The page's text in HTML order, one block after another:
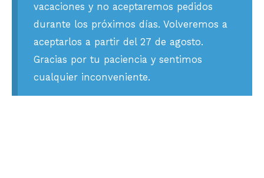
vacaciones y no aceptaremos pedidos
durante los próximos días. Volveremos a
aceptarlos a partir del 27 de agosto.
Gracias por tu paciencia y sentimos
cualquier inconveniente.